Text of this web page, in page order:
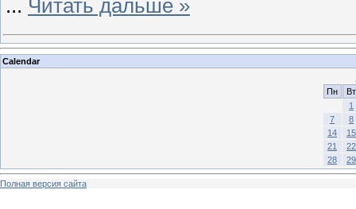
... Читать дальше »
Calendar
Пн
Вт
1
7
8
14
15
21
22
28
29
Полная версия сайта